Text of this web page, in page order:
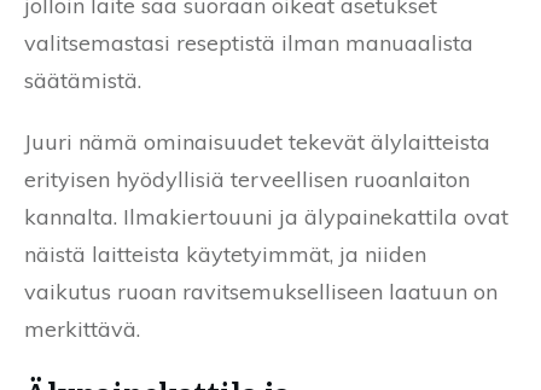
valitsemastasi reseptistä ilman manuaalista
säätämistä.
Juuri nämä ominaisuudet tekevät älylaitteista
erityisen hyödyllisiä terveellisen ruoanlaiton
kannalta. Ilmakiertouuni ja älypainekattila ovat
näistä laitteista käytetyimmät, ja niiden
vaikutus ruoan ravitsemukselliseen laatuun on
merkittävä.